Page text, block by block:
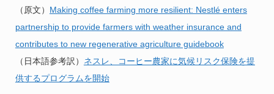
（原文） Making coffee farming more resilient: Nestlé enters
partnership to provide farmers with weather insurance and
contributes to new regenerative agriculture guidebook
（日本語参考訳） ネスレ、コーヒー農家に気候リスク保険を提
供するプログラムを開始